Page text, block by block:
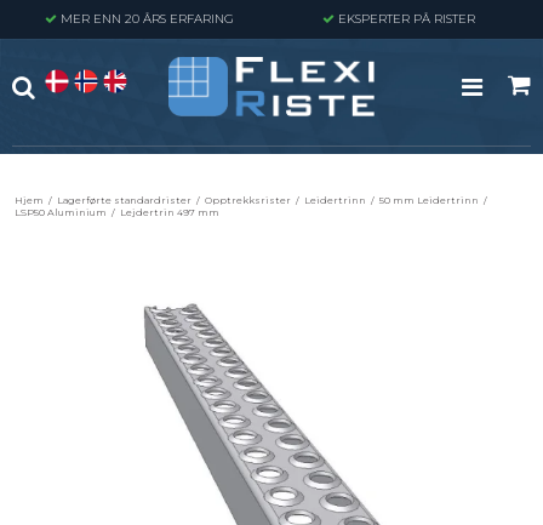
MER ENN 20 ÅRS ERFARING EKSPERTER PÅ RISTER
Hjem / Lagerførte standardrister / Opptrekksrister / Leidertrinn / 50 mm Leidertrinn /
LSP50 Aluminium / Lejdertrin 497 mm